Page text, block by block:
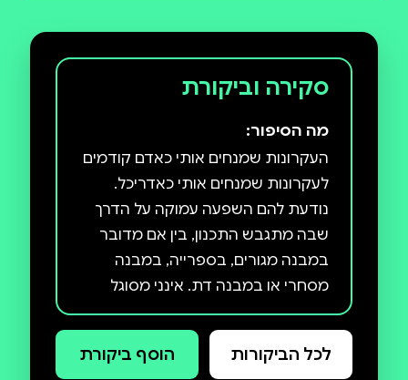
סקירה וביקורת
מה הסיפור:
העקרונות שמנחים אותי כאדם קודמים
לעקרונות שמנחים אותי כאדריכל.
נודעת להם השפעה עמוקה על הדרך
שבה מתגבש התכנון, בין אם מדובר
במבנה מגורים, בספרייה, במבנה
מסחרי או במבנה דת. אינני מסוגל
לתת עדיפות בתכנון לצרכים של
מעטים על חשבון הרבים; אינני מסוגל
לתכנן באופן מפלה או אי־שוויוני, חללים
לכל הביקורות הוסף ביקורת